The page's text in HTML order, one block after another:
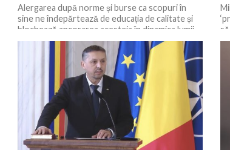
Alergarea după norme și burse ca scopuri în
sine ne îndepărtează de educația de calitate și
blochează ancorarea acesteia în dinamica lumii...